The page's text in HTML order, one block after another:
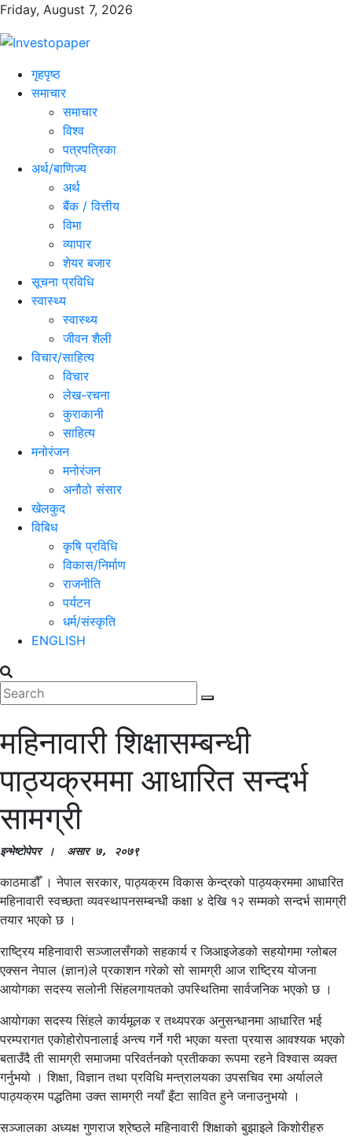
Friday, August 7, 2026
गृहपृष्ठ
समाचार
समाचार
विश्व
पत्रपत्रिका
अर्थ/बाणिज्य
अर्थ
बैंक / वित्तीय
विमा
व्यापार
शेयर बजार
सूचना प्रविधि
स्वास्थ्य
स्वास्थ्य
जीवन शैली
विचार/साहित्य
विचार
लेख-रचना
कुराकानी
साहित्य
मनोरंजन
मनोरंजन
अनौठो संसार
खेलकुद
विबिध
कृषि प्रविधि
विकास/निर्माण
राजनीति
पर्यटन
धर्म/संस्कृति
ENGLISH
महिनावारी शिक्षासम्बन्धी
पाठ्यक्रममा आधारित सन्दर्भ
सामग्री
इन्भेष्टाेपेपर ।  असार ७, २०७९
काठमाडौँ । नेपाल सरकार, पाठ्यक्रम विकास केन्द्रको पाठ्यक्रममा आधारित
महिनावारी स्वच्छता व्यवस्थापनसम्बन्धी कक्षा ४ देखि १२ सम्मको सन्दर्भ सामग्री
तयार भएको छ ।
राष्ट्रिय महिनावारी सञ्जालसँगको सहकार्य र जिआइजेडको सहयोगमा ग्लोबल
एक्सन नेपाल (ज्ञान)ले प्रकाशन गरेको सो सामग्री आज राष्ट्रिय योजना
आयोगका सदस्य सलोनी सिंहलगायतको उपस्थितिमा सार्वजनिक भएको छ ।
आयोगका सदस्य सिंहले कार्यमूलक र तथ्यपरक अनुसन्धानमा आधारित भई
परम्परागत एकोहोरोपनालाई अन्त्य गर्ने गरी भएका यस्ता प्रयास आवश्यक भएको
बताउँदै ती सामग्री समाजमा परिवर्तनको प्रतीकका रूपमा रहने विश्वास व्यक्त
गर्नुभयो । शिक्षा, विज्ञान तथा प्रविधि मन्त्रालयका उपसचिव रमा अर्यालले
पाठ्यक्रम पद्धतिमा उक्त सामग्री नयाँ इँटा सावित हुने जनाउनुभयो ।
सञ्जालका अध्यक्ष गुणराज श्रेष्ठले महिनावारी शिक्षाको बुझाइले किशोरीहरु